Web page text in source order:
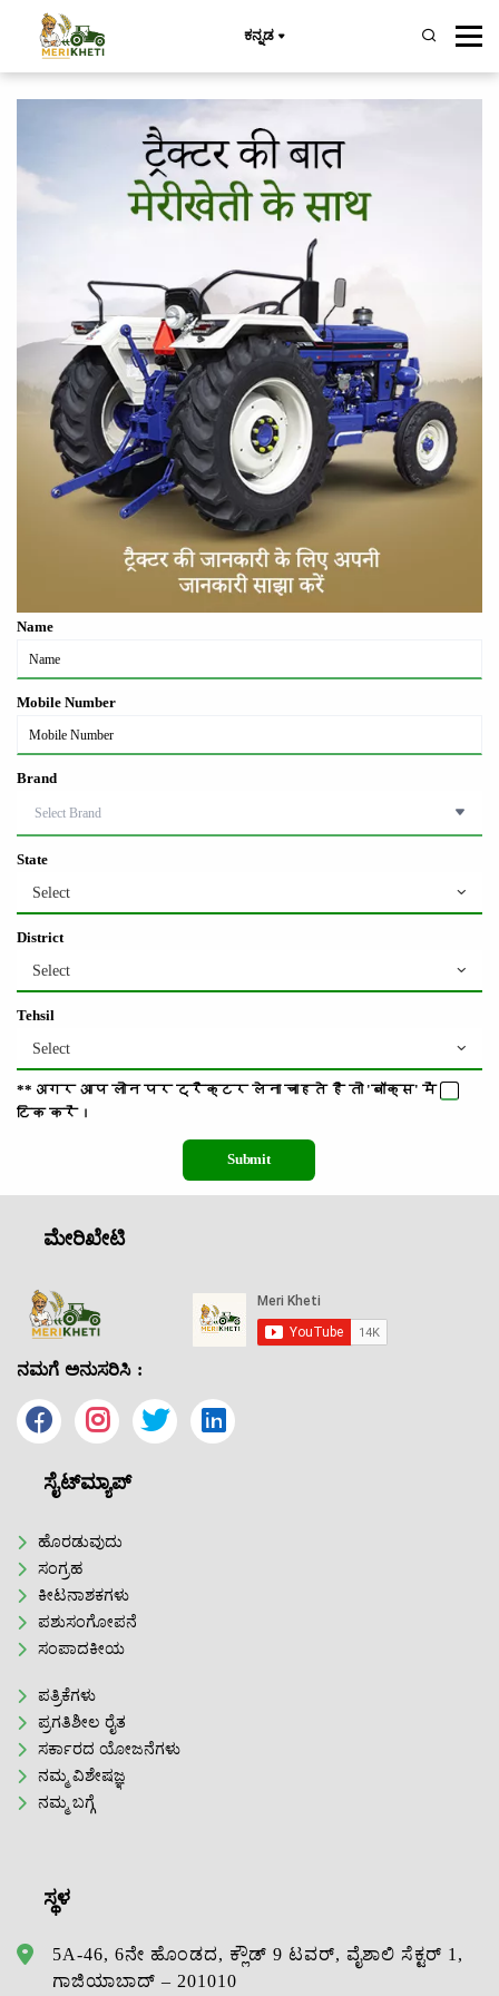
ಕನ್ನಡ
Name
Mobile Number
Brand
State
Select
District
Select
Tehsil
Select
**अगर आप लोन पर ट्रैक्टर लेना चाहते है तो 'बॉक्स' में
टिककरें।
Submit
ಮೇರಿಖೇಟಿ
ನಮಗೆ ಅನುಸರಿಸಿ :
ಸೈಟ್‌ಮ್ಯಾಪ್
ಹೊರಡುವುದು
ಸಂಗ್ರಹ
ಕೀಟನಾಶಕಗಳು
ಪಶುಸಂಗೋಪನೆ
ಸಂಪಾದಕೀಯ
ಪತ್ರಿಕೆಗಳು
ಪ್ರಗತಿಶೀಲ ರೈತ
ಸರ್ಕಾರದ ಯೋಜನೆಗಳು
ನಮ್ಮ ವಿಶೇಷಜ್ಞ
ನಮ್ಮ ಬಗ್ಗೆ
ಸ್ಥಳ
5A-46, 6ನೇ ಹೊಂಡದ, ಕ್ಲೌಡ್ 9 ಟವರ್, ವೈಶಾಲಿ ಸೆಕ್ಟರ್ 1,
ಗಾಜಿಯಾಬಾದ್ – 201010